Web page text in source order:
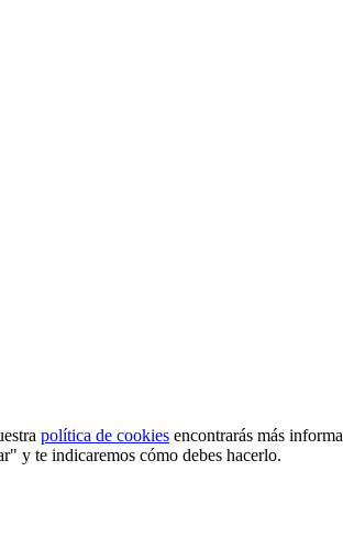
política de cookies encontrarás más
y te indicaremos cómo debes hacerlo.